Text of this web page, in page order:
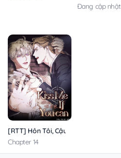
Đang cập nhật
[RTT] Hôn Tôi, Cậu Dám Không?
Chapter 14